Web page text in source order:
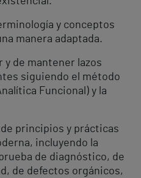
y conceptos
manera adaptada.
y de mantener lazos
siguiendo el método
Funcional) y la
principios y prácticas
incluyendo la
de diagnóstico, de
de defectos orgánicos,